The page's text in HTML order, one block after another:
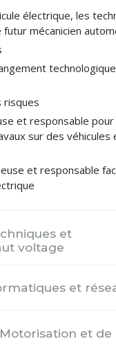
électrique, les
futur mécanicien
risques
et responsable
sur des véhicules
et responsable
et
voltage
et
et de